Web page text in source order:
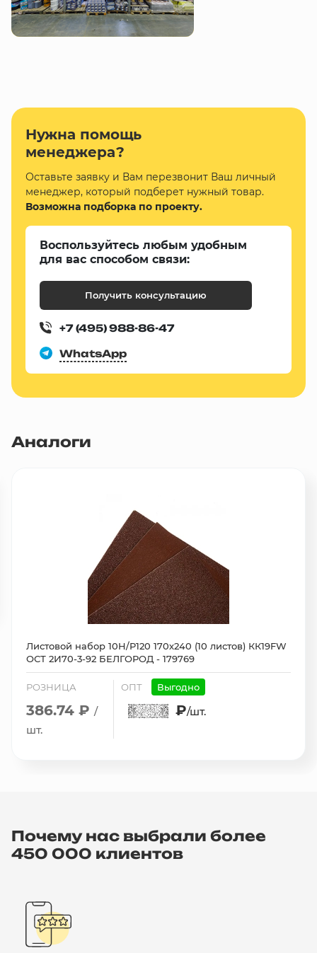
Нужна помощь
менеджера?
Оставьте заявку и Вам перезвонит Ваш личный
менеджер, который подберет нужный товар.
Возможна подборка по проекту.
Воспользуйтесь любым удобным
для вас способом связи:
Получить консультацию
+7 (495) 988-86-47
WhatsApp
Аналоги
Листовой набор 10H/P120 170х240 (10 листов) КК19FW
ОСТ 2И70-3-92 БЕЛГОРОД - 179769
РОЗНИЦА
386.74 ₽ /
шт.
ОПТ Выгодно
₽/шт.
Почему нас выбрали более
450 000 клиентов